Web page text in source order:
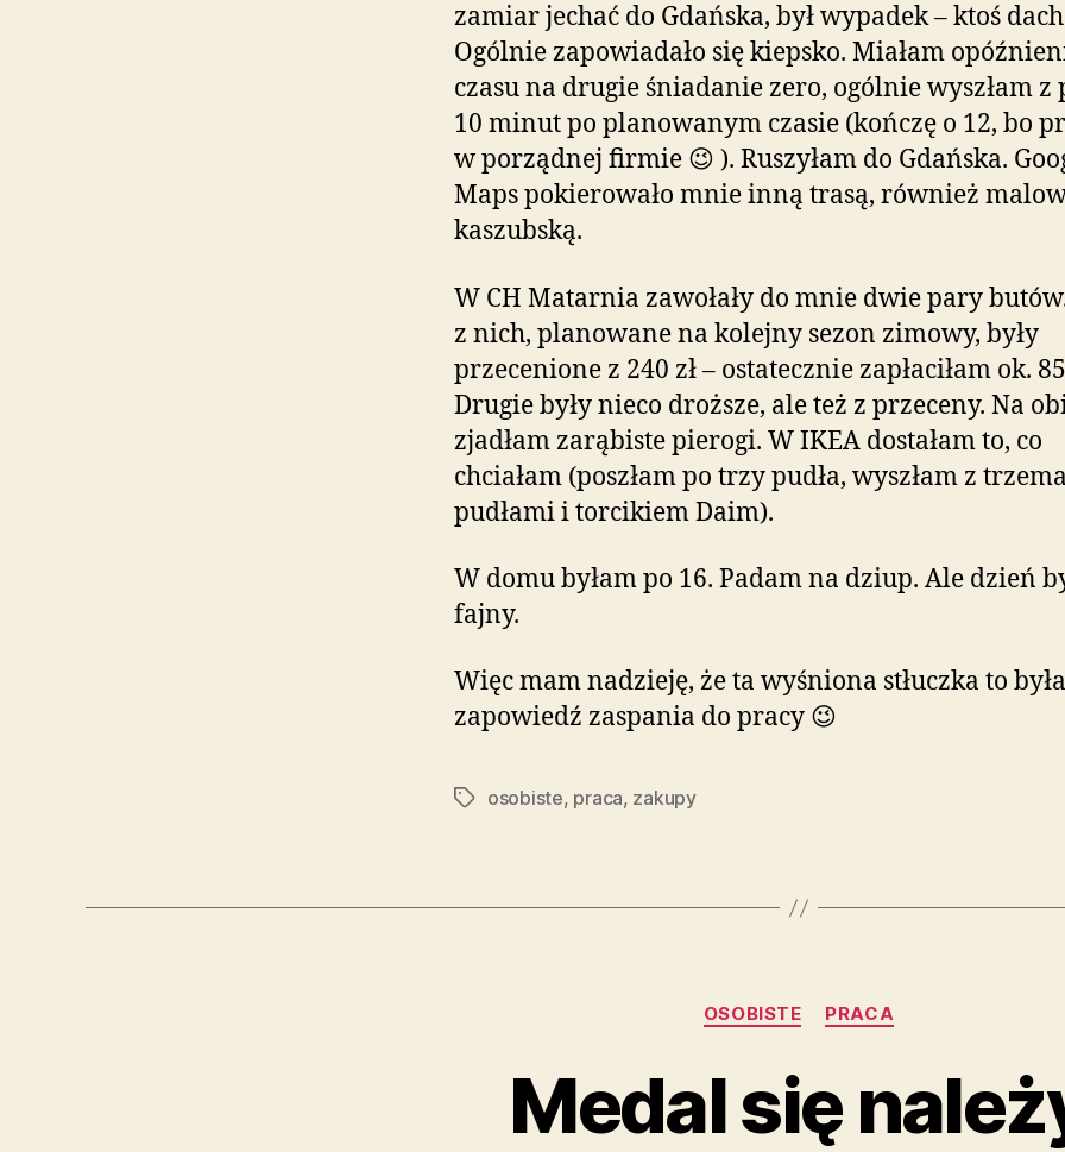
zamiar jechać do Gdańska, był wypadek – ktoś
Ogólnie zapowiadało się kiepsko. Miałam
czasu na drugie śniadanie zero, ogólnie wyszłam z
10 minut po planowanym czasie (kończę o 12, bo
w porządnej firmie 😉 ). Ruszyłam do Gdańska.
Maps pokierowało mnie inną trasą, również
kaszubską.
W CH Matarnia zawołały do mnie dwie pary
z nich, planowane na kolejny sezon zimowy, były
przecenione z 240 zł – ostatecznie zapłaciłam ok. 85
Drugie były nieco droższe, ale też z przeceny. Na
zjadłam zarąbiste pierogi. W IKEA dostałam to, co
chciałam (poszłam po trzy pudła, wyszłam z trzema
pudłami i torcikiem Daim).
W domu byłam po 16. Padam na dziup. Ale dzień
fajny.
Więc mam nadzieję, że ta wyśniona stłuczka to
zapowiedź zaspania do pracy 😉
Tagiosobiste, praca, zakupy
Kategorie
OSOBISTE PRACA
Medal się